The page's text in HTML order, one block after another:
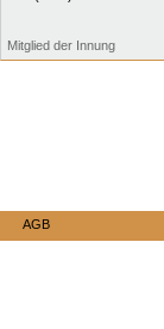
Mitglied der Innung
AGB